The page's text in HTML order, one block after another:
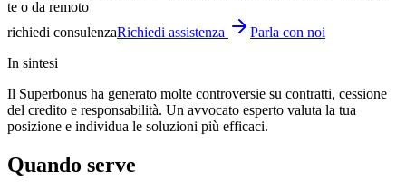
te o da remoto
richiedi consulenzaRichiedi assistenza
Parla con noi
In sintesi
Il Superbonus ha generato molte controversie su contratti, cessione
del credito e responsabilità. Un avvocato esperto valuta la tua
posizione e individua le soluzioni più efficaci.
Quando serve